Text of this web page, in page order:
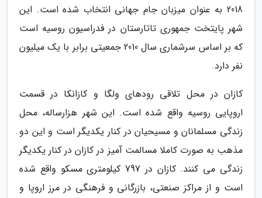
2018 به عنوان میزبان جام جهانی انتخاب شده است. این
شهر پایتخت جمهوری تاتارستان در فدراسیون روسیه است
که بر اساس سرشماری سال 2010 جمعیتی برابر با یک میلیون
نفر دارد.
کازان در محل تلاقی رودهای ولگا و کازانکا در قسمت
اروپایی روسیه واقع شده است. این شهر هزارساله، محل
زندگی مسلمانان و مسیحیان در کنار یکدیگر است و این دو
مذهب به صورت کاملا مسالمت آمیز در کازان در کنار یکدیگر
زندگی می کنند. کازان در 797 کیلومتری مسکو واقع شده
است و از مراکز صنعتی، بازرگانی و فرهنگی در مرز اروپا و